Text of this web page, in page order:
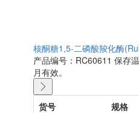
核酮糖1,5-二磷酸羧化酶
产品编号：RC60611 保存
月有效。
货号 规格